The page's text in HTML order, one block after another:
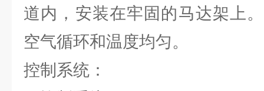
道内，安装在牢固的马达架上
空气循环和温度均匀。
控制系统：